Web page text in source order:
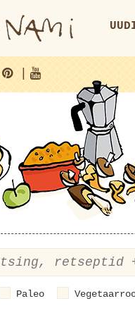
|
Paleo